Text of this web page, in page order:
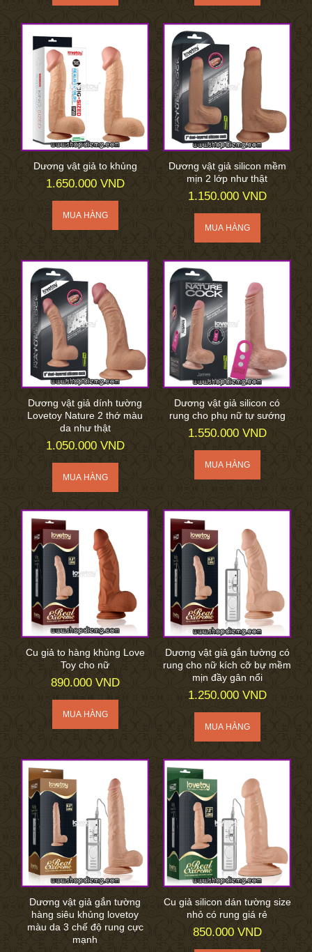
Dương vật giả to khủng
1.650.000 VND
Dương vật giả silicon mềm
mịn 2 lớp như thật
1.150.000 VND
Dương vật giả dính tường
Lovetoy Nature 2 thớ màu
da như thật
1.050.000 VND
Dương vật giả silicon có
rung cho phụ nữ tự sướng
1.550.000 VND
Cu giả to hàng khủng Love
Toy cho nữ
890.000 VND
Dương vật giả gắn tường có
rung cho nữ kích cỡ bự mềm
mịn đầy gân nổi
1.250.000 VND
Dương vật giả gắn tường
hàng siêu khủng lovetoy
màu da 3 chế độ rung cực
mạnh
Cu giả silicon dán tường size
nhỏ có rung giá rẻ
850.000 VND